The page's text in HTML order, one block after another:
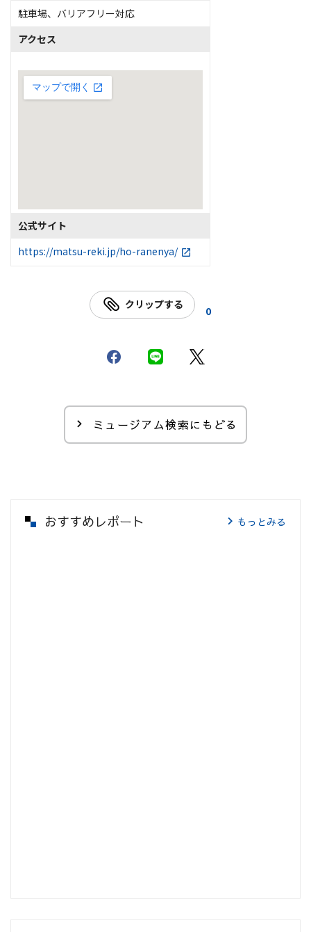
駐車場、 バリアフリー対応
アクセス
公式サイト
https://matsu-reki.jp/ho-ranenya/
クリップする 0
ミュージアム検索にもどる
おすすめレポート もっとみる